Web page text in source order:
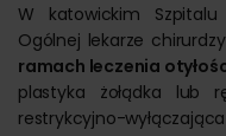
W katowickim
Ogólnej lekarze
ramach leczenia
plastyka żołądka lub
restrykcyjno-